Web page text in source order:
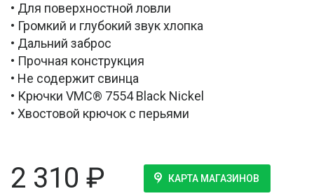
• Для поверхностной ловли
• Громкий и глубокий звук хлопка
• Дальний заброс
• Прочная конструкция
• Не содержит свинца
• Крючки VMC® 7554 Black Nickel
• Хвостовой крючок с перьями
2 310 ₽ КАРТА МАГАЗИНОВ